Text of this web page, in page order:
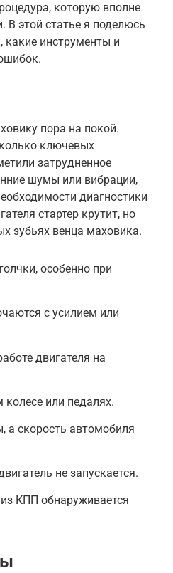
которую вполне
В этой статье я поделюсь
инструменты и
пора на покой.
ключевых
затрудненное
шумы или вибрации,
диагностики
стартер крутит, но
зубьях венца маховика.
особенно при
с усилием или
двигателя на
или педалях.
а скорость автомобиля
не запускается.
КПП обнаруживается